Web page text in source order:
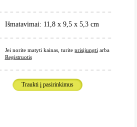
Išmatavimai: 11,8 x 9,5 x 5,3 cm
Jei norite matyti kainas, turite prisijungti arba
Registruotis
Traukti į pasirinkimus